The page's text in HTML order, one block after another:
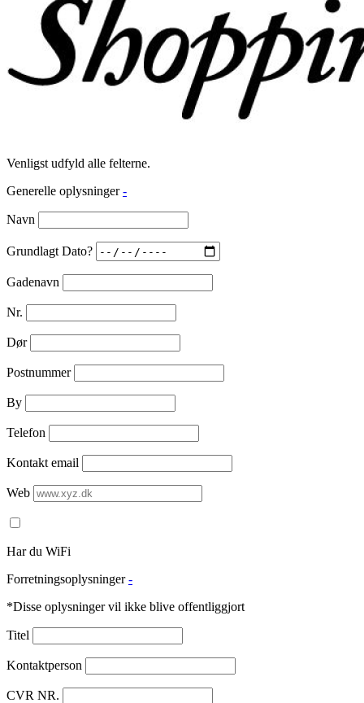
Venligst udfyld alle felterne.
Generelle oplysninger -
Navn
Grundlagt Dato?
Gadenavn
Nr.
Dør
Postnummer
By
Telefon
Kontakt email
Web
Har du WiFi
Forretningsoplysninger -
*Disse oplysninger vil ikke blive offentliggjort
Titel
Kontaktperson
CVR NR.